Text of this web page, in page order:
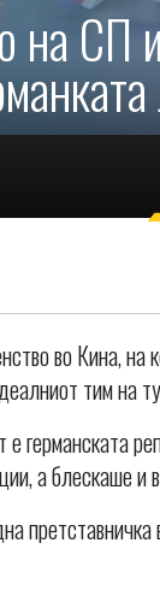
на СП
во Кина, на
тим на
а блескаше